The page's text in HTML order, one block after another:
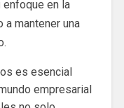
en la
mantener una
es esencial
empresarial